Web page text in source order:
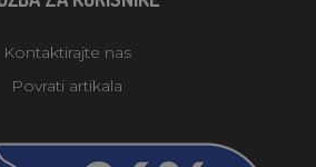
Kontaktirajte nas
Povrati artikala